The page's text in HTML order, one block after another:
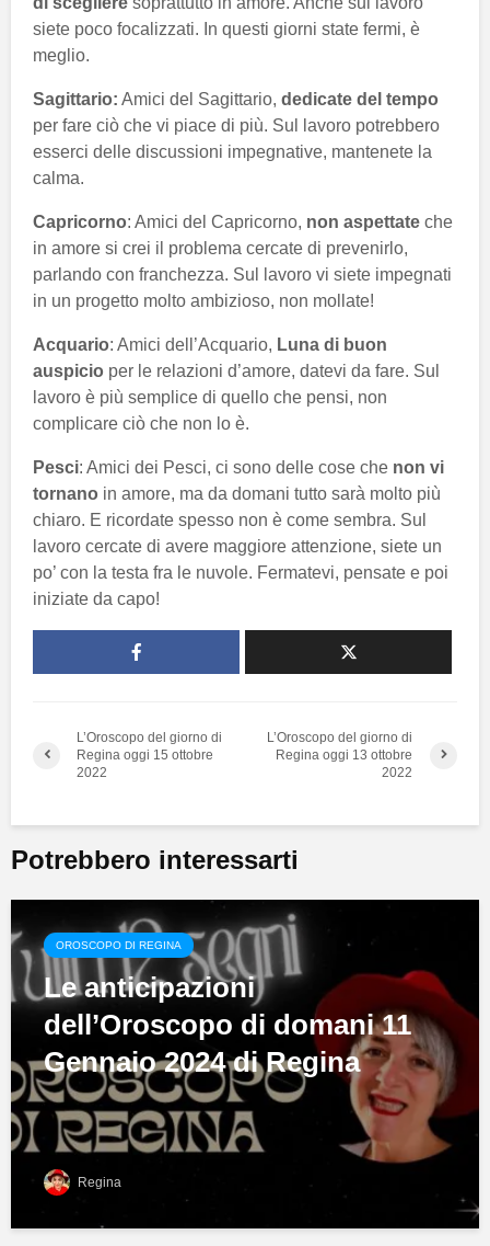
siete poco focalizzati. In questi giorni state fermi, è
meglio.
Sagittario: Amici del Sagittario, dedicate del tempo
per fare ciò che vi piace di più. Sul lavoro potrebbero
esserci delle discussioni impegnative, mantenete la
calma.
Capricorno: Amici del Capricorno, non aspettate che
in amore si crei il problema cercate di prevenirlo,
parlando con franchezza. Sul lavoro vi siete impegnati
in un progetto molto ambizioso, non mollate!
Acquario: Amici dell’Acquario, Luna di buon
auspicio per le relazioni d’amore, datevi da fare. Sul
lavoro è più semplice di quello che pensi, non
complicare ciò che non lo è.
Pesci: Amici dei Pesci, ci sono delle cose che non vi
tornano in amore, ma da domani tutto sarà molto più
chiaro. E ricordate spesso non è come sembra. Sul
lavoro cercate di avere maggiore attenzione, siete un
po’ con la testa fra le nuvole. Fermatevi, pensate e poi
iniziate da capo!
L’Oroscopo del giorno di
Regina oggi 15 ottobre
2022
L’Oroscopo del giorno di
Regina oggi 13 ottobre
2022
Potrebbero interessarti
OROSCOPO DI REGINA
Le anticipazioni
dell’Oroscopo di domani 11
Gennaio 2024 di Regina
Regina